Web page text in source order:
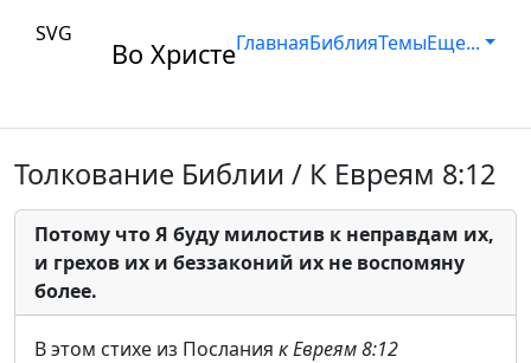
SVG
Во ХристеГлавнаяБиблияТемыЕще...
Толкование Библии / К Евреям 8:12
Потому что Я буду милостив к неправдам их,
и грехов их и беззаконий их не воспомяну
более.
В этом стихе из Послания к Евреям 8:12